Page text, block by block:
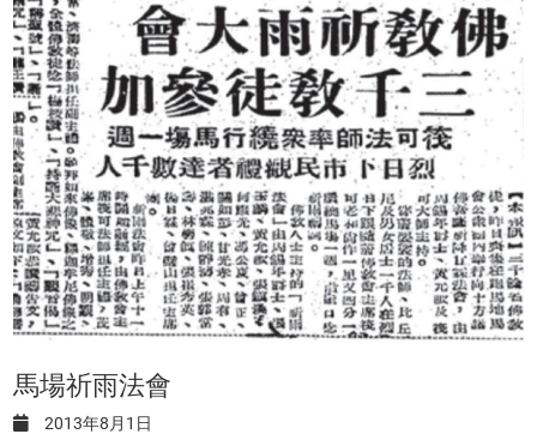
馬場祈雨法會
2013年8月1日